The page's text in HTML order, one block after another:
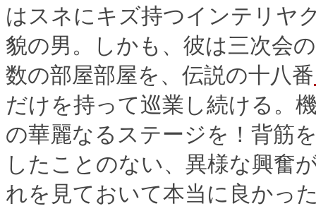
はスネにキズ持つインテリヤ
貌の男。しかも、彼は三次会
数の部屋部屋を、伝説の十八番
だけを持って巡業し続ける。
の華麗なるステージを！背筋
したことのない、異様な興奮
れを見ておいて本当に良かっ